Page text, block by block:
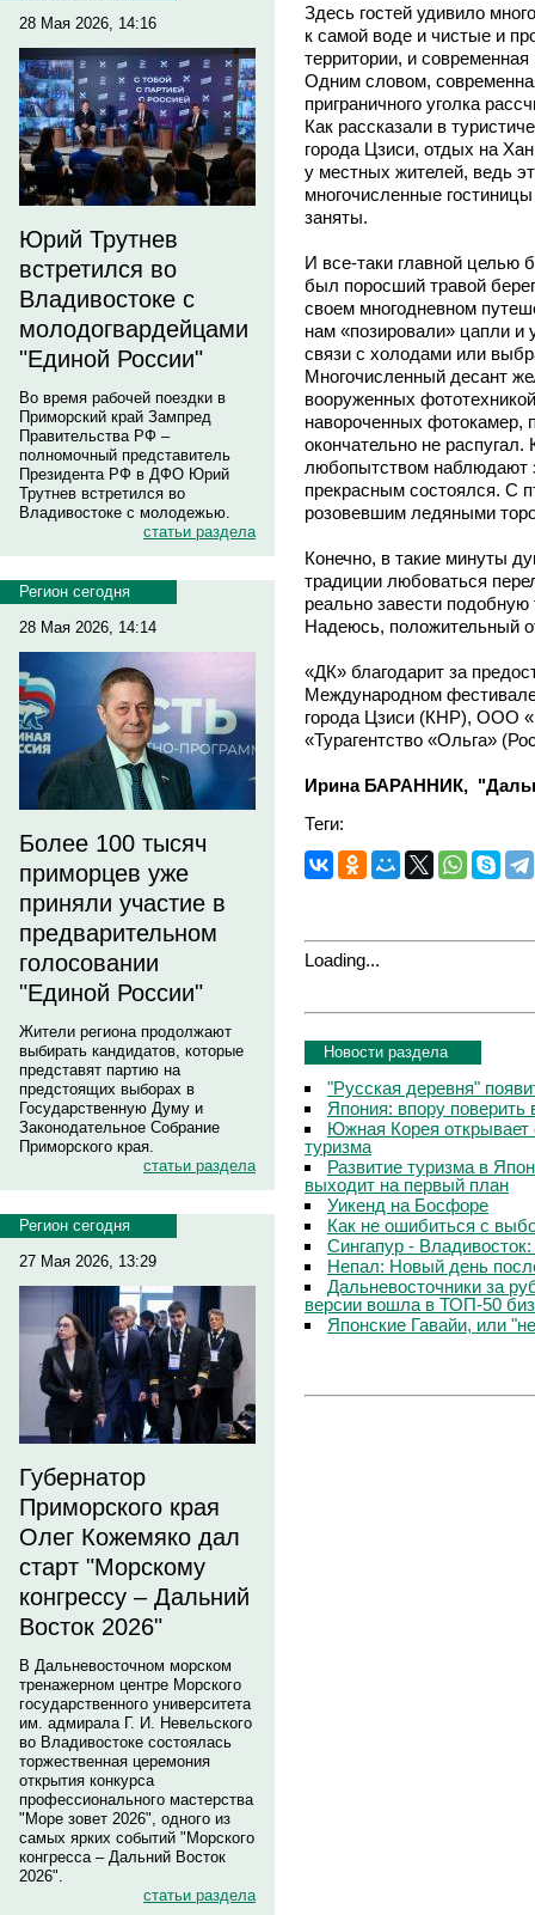
28 Мая 2026, 14:16
Юрий Трутнев
встретился во
Владивостоке с
молодогвардейцами
"Единой России"
Во время рабочей поездки в
Приморский край Зампред
Правительства РФ –
полномочный представитель
Президента РФ в ДФО Юрий
Трутнев встретился во
Владивостоке с молодежью.
статьи раздела
Регион сегодня
28 Мая 2026, 14:14
Более 100 тысяч
приморцев уже
приняли участие в
предварительном
голосовании
"Единой России"
Жители региона продолжают
выбирать кандидатов, которые
представят партию на
предстоящих выборах в
Государственную Думу и
Законодательное Собрание
Приморского края.
статьи раздела
Регион сегодня
27 Мая 2026, 13:29
Губернатор
Приморского края
Олег Кожемяко дал
старт "Морскому
конгрессу – Дальний
Восток 2026"
В Дальневосточном морском
тренажерном центре Морского
государственного университета
им. адмирала Г. И. Невельского
во Владивостоке состоялась
торжественная церемония
открытия конкурса
профессионального мастерства
"Море зовет 2026", одного из
самых ярких событий "Морского
конгресса – Дальний Восток
2026".
статьи раздела
Здесь гостей удивило
к самой воде и чистые и
территории, и
Одним словом,
приграничного уголка
Как рассказали в
города Цзиси, отдых на
у местных жителей, ведь
многочисленные
заняты.
И все-таки главной целью
был поросший травой
своем многодневном
нам «позировали» цапли и
связи с холодами или
Многочисленный десант
вооруженных
навороченных фотокамер,
окончательно не
любопытством наблюдают
прекрасным состоялся. С
розовевшим ледяными
Конечно, в такие минуты
традиции любоваться
реально завести
Надеюсь, положительный
«ДК» благодарит за
Международном
города Цзиси (КНР), ООО
«Турагентство «Ольга»
Ирина БАРАННИК,
Теги:
Loading...
Новости раздела
"Русская деревня"
Япония: впору поверить
Южная Корея открывает
туризма
Развитие туризма в
выходит на первый план
Уикенд на Босфоре
Как не ошибиться с
Сингапур -
Непал: Новый день
Дальневосточники за
версии вошла в ТОП-50
Японские Гавайи, или